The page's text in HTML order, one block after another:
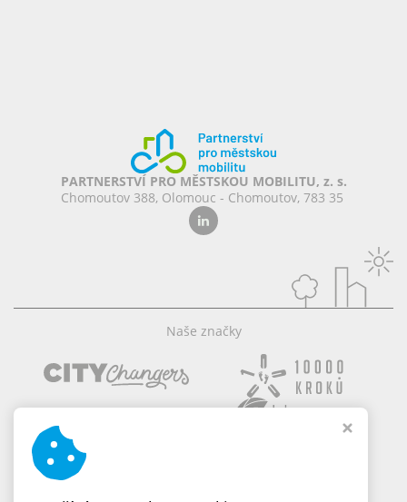
PARTNERSTVÍ PRO MĚSTSKOU MOBILITU, z. s.
Chomoutov 388, Olomouc - Chomoutov, 783 35
Naše značky